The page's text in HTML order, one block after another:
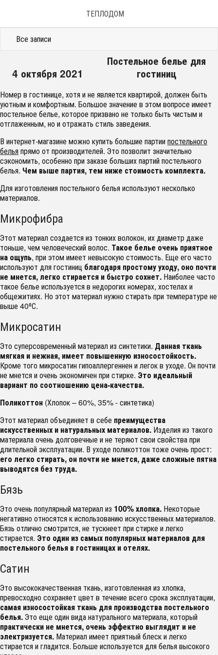
ТЕПЛОДОМ
Все записи
Постельное белье для
гостиниц
4 октября 2021
Номер в гостинице, хотя и не является квартирой, должен быть
уютным и комфортным. Большое значение в этом вопросе имеет
постельное белье, которое призвано не только быть чистым и
отглаженным, но и отражать стиль заведения.
В интернет-магазине можно купить большие партиипостельного
бельяпрямо от производителей. Это позволит значительно
сэкономить, особенно при заказе больших партий постельного
белья. Чем выше партия, тем ниже стоимость комплекта.
Для изготовления постельного белья используют несколько
материалов.
Микрофибра
Этот материал создается из тонких волокон, их диаметр даже
тоньше, чем человеческий волос. Такое белье очень приятное
на ощупь, при этом имеет невысокую стоимость. Еще его часто
используют для гостиниц благодаря простому уходу, оно почти
не мнется, легко стирается и быстро сохнет. Наиболее часто
такое белье используется в недорогих номерах, хостелах и
общежитиях. Но этот материал нужно стирать при температуре не
выше 40⁰С.
Микросатин
Это суперсовременный материал из синтетики. Данная ткань
мягкая и нежная, имеет повышенную износостойкость.
Кроме того микросатин гипоаллергеннен и легок в уходе. Он почти
не мнется и очень экономичен при стирке. Это идеальный
вариант по соотношению цена-качества.
Поликоттон (Хлопок – 60%, 35% - синтетика)
Этот материал объединяет в себе преимущества
искусственных и натуральных материалов. Изделия из такого
материала очень долговечные и не теряют свои свойства при
длительной эксплуатации. В уходе поликоттон тоже очень прост:
его легко стирать, он почти не мнется, даже сложные пятна
выводятся без труда.
Бязь
Это очень популярный материал из 100% хлопка. Некоторые
негативно относятся к использованию искусственных материалов.
Бязь отлично смотрится, не тускнеет при стирке и легко
стирается. Это один из самых популярных материалов для
постельного белья в гостиницах и отелях.
Сатин
Это высококачественная ткань, изготовленная из хлопка,
превосходно сохраняет цвет в течение всего срока эксплуатации,
самая износостойкая ткань для производства постельного
белья.Это еще один вида натурального материала, который
практически не мнется, очень эффектно выглядит и не
электризуется. Материал имеет приятный блеск и легко
стирается и гладится. Больше используется для белья высокого